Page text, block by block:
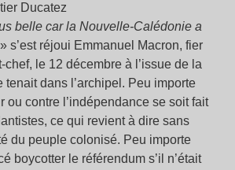
Ducatez
belle car la Nouvelle-Calédonie a
» s’est réjoui Emmanuel Macron, fier
chef, le 12 décembre à l’issue de la
tenait dans l’archipel. Peu importe
ou contre l’indépendance se soit fait
ce qui revient à dire sans
du peuple colonisé. Peu importe
boycotter le référendum s’il n’était